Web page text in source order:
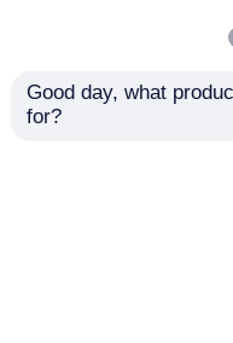
Good day, what
for?